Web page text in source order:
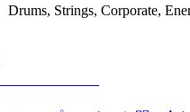
Drums, Strings, Corporate,